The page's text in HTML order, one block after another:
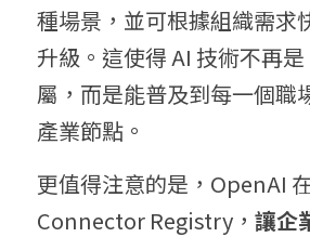
種場景，並可根據組織需求
升級。這使得 AI 技術不再
屬，而是能普及到每一個職
產業節點。
更值得注意的是，OpenAI
Connector Registry， 讓企